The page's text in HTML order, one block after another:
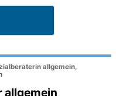
allgemein,
allgemein